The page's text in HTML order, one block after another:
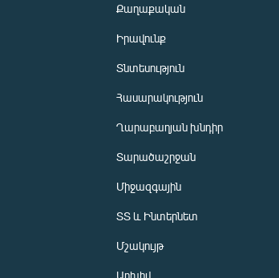
Քաղաքական
Իրավունք
Տնտեսություն
Հասարակություն
Ղարաբաղյան խնդիր
Տարածաշրջան
Միջազգային
ՏՏ և Ինտերնետ
Մշակույթ
Արխիվ